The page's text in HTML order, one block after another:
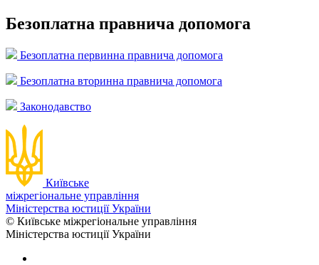
Безоплатна правнича допомога
Безоплатна первинна правнича допомога
Безоплатна вторинна правнича допомога
Законодавство
Київське
міжрегіональне управління
Міністерства юстиції України
© Київське міжрегіональне управління
Міністерства юстиції України